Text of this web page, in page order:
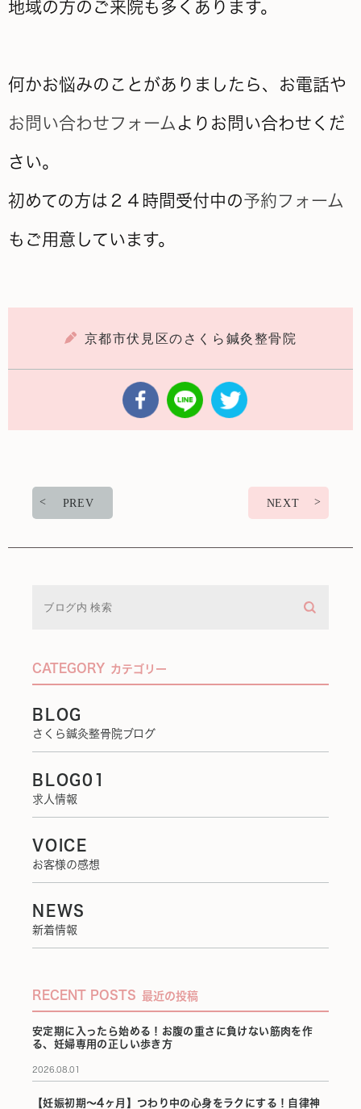
地域の方のご来院も多くあります。
何かお悩みのことがありましたら、お電話や
お問い合わせフォームよりお問い合わせくだ
さい。
初めての方は２４時間受付中の予約フォーム
もご用意しています。
京都市伏見区のさくら鍼灸整骨院
PREV NEXT
CATEGORY カテゴリー
BLOG
さくら鍼灸整骨院ブログ
BLOG01
求人情報
VOICE
お客様の感想
NEWS
新着情報
RECENT POSTS 最近の投稿
安定期に入ったら始める！お腹の重さに負けない筋肉を作
る、妊婦専用の正しい歩き方
2026.08.01
【妊娠初期〜4ヶ月】つわり中の心身をラクにする！自律神